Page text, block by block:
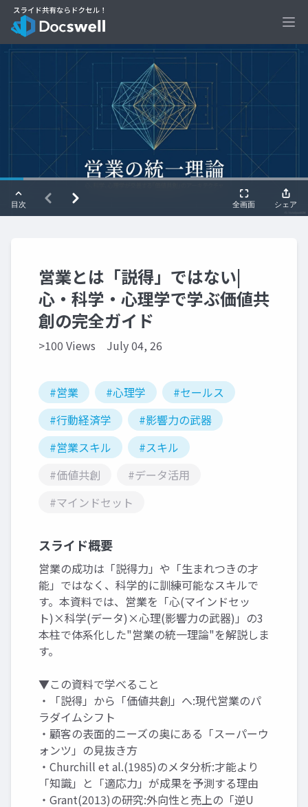
営業とは「説得」ではない|
心・科学・心理学で学ぶ価値共
創の完全ガイド
>100 Views July 04, 26
#営業 #心理学
#セールス
#行動経済学
#影響力の武器
#営業スキル
#スキル
#価値共創
#データ活用
#マインドセット
スライド概要
営業の成功は「説得力」や「生まれつきの才
能」ではなく、科学的に訓練可能なスキルで
す。本資料では、営業を「心(マインドセッ
ト)×科学(データ)×心理(影響力の武器)」の3
本柱で体系化した"営業の統一理論"を解説しま
す。
▼この資料で学べること
・「説得」から「価値共創」へ:現代営業のパ
ラダイムシフト
・顧客の表面的ニーズの奥にある「スーパーウ
ォンツ」の見抜き方
・Churchill et al.(1985)のメタ分析:才能より
「知識」と「適応力」が成果を予測する理由
・Grant(2013)の研究:外向性と売上の「逆U